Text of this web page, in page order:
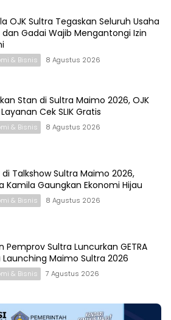
OJK Sultra Tegaskan Seluruh Usaha
dan Gadai Wajib Mengantongi Izin
& Bisnis 8 Agustus 2026
Stan di Sultra Maimo 2026, OJK
Cek SLIK Gratis
& Bisnis 8 Agustus 2026
di Talkshow Sultra Maimo 2026,
Kamila Gaungkan Ekonomi Hijau
& Bisnis 8 Agustus 2026
Pemprov Sultra Luncurkan GETRA
Maimo Sultra 2026
& Bisnis 7 Agustus 2026